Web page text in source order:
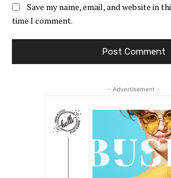
Save my name, email, and website in
time I comment.
- Advertisement -